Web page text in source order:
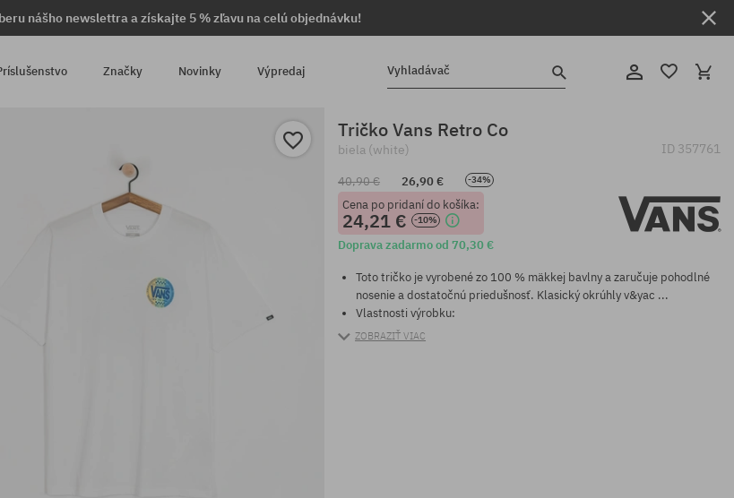
nášho newslettra a získajte 5 % zľavu na celú objednávku!
Značky Novinky Výpredaj Vyhladávač
Tričko Vans Retro Co
biela (white) ID 357761
40,90 € 26,90 € -34%
Cena po pridaní do košíka:
24,21 € -10%
Doprava zadarmo od 70,30 €
Toto tričko je vyrobené zo 100 % mäkkej bavlny a zaručuje pohodlné
nosenie a dostatočnú priedušnosť. Klasický okrúhly v&yac ...
Vlastnosti výrobku:
ZOBRAZIŤ VIAC